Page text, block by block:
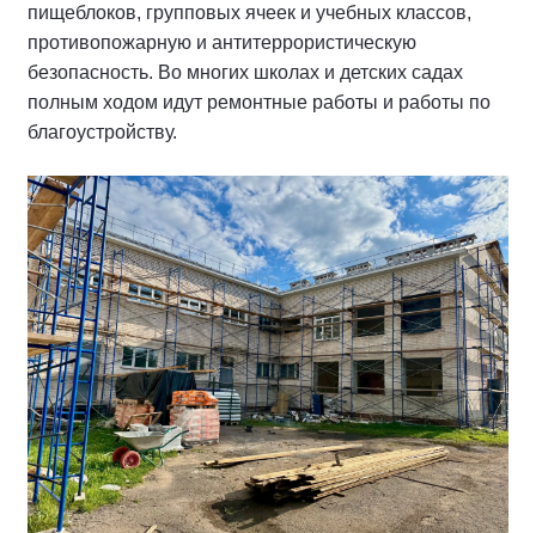
пищеблоков, групповых ячеек и учебных классов,
противопожарную и антитеррористическую
безопасность. Во многих школах и детских садах
полным ходом идут ремонтные работы и работы по
благоустройству.